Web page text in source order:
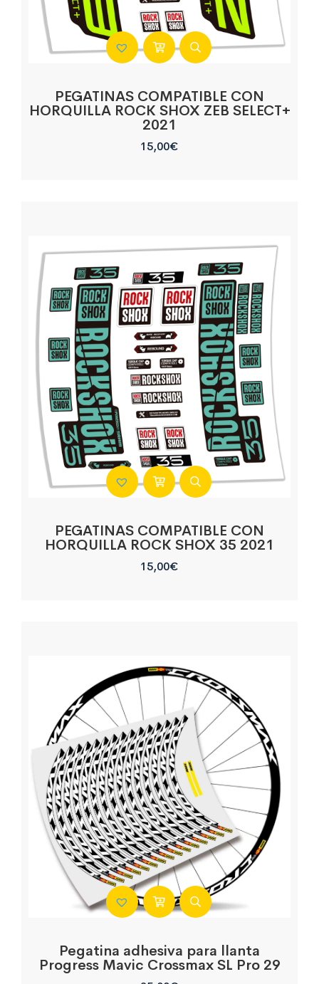
PEGATINAS COMPATIBLE CON
HORQUILLA ROCK SHOX ZEB SELECT+
2021
15,00€
PEGATINAS COMPATIBLE CON
HORQUILLA ROCK SHOX 35 2021
15,00€
Pegatina adhesiva para llanta
Progress Mavic Crossmax SL Pro 29